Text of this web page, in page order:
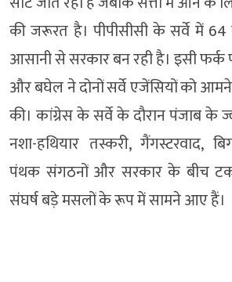
की जरूरत है। पीपीसीसी के सर्वे में
आसानी से सरकार बन रही है। इसी फर्क
और बघेल ने दोनों सर्वे एजेंसियों को
की। कांग्रेस के सर्वे के दाैरान पंजाब के
नशा-हथियार तस्करी, गैंगस्टरवाद,
पंथक संगठनों और सरकार के बीच
संघर्ष बड़े मसलों के रूप में सामने आए हैं।